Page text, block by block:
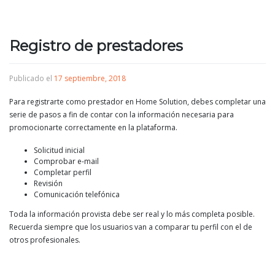
Registro de prestadores
Publicado el 17 septiembre, 2018
Para registrarte como prestador en Home Solution, debes completar una
serie de pasos a fin de contar con la información necesaria para
promocionarte correctamente en la plataforma.
Solicitud inicial
Comprobar e-mail
Completar perfil
Revisión
Comunicación telefónica
Toda la información provista debe ser real y lo más completa posible.
Recuerda siempre que los usuarios van a comparar tu perfil con el de
otros profesionales.